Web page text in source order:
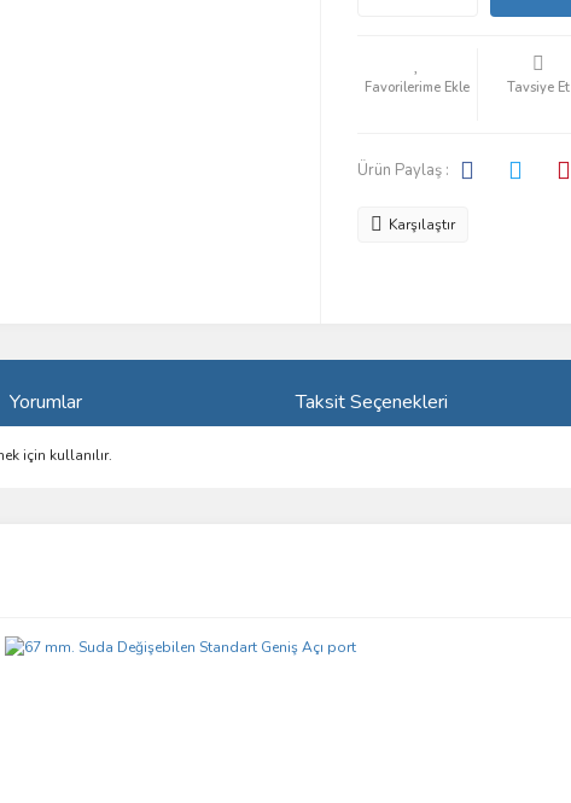
Tavsiye Et
Ürün Paylaş :
Karşılaştır
Yorumlar Taksit Seçenekleri
için kullanılır.